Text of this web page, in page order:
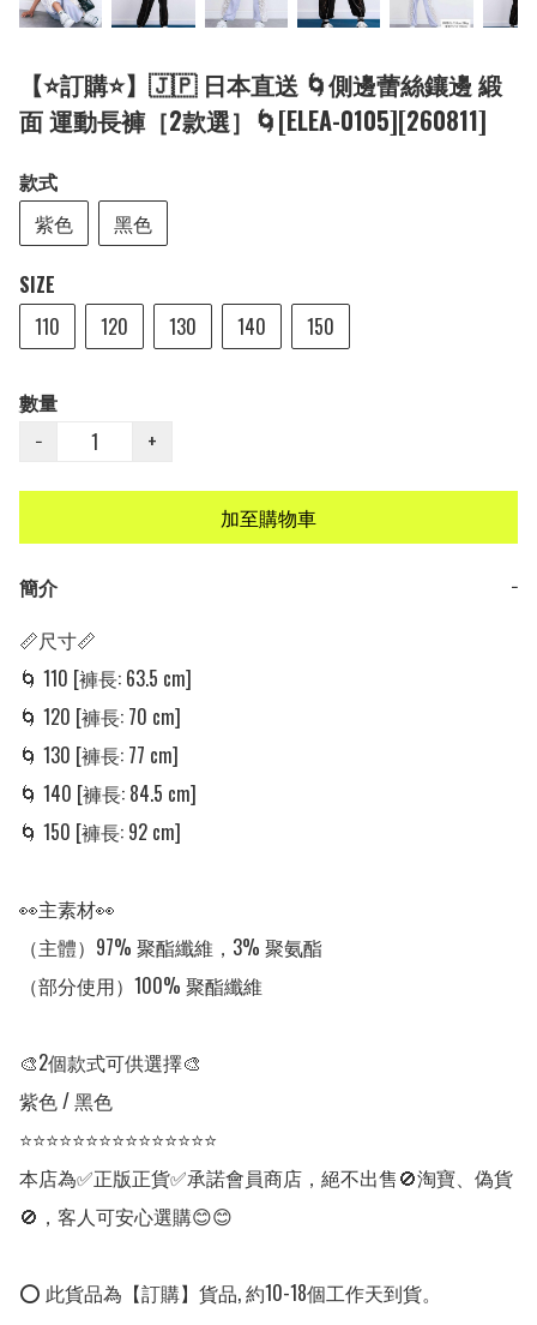
【⭐訂購⭐】🇯🇵 日本直送 🌀側邊蕾絲鑲邊 緞
面 運動長褲［2款選］🌀[ELEA-0105][260811]
款式
紫色
黑色
SIZE
110
120 130 140 150
數量
−
+
加至購物車
簡介
−
📏尺寸📏
🌀 110 [褲長: 63.5 cm]
🌀 120 [褲長: 70 cm]
🌀 130 [褲長: 77 cm]
🌀 140 [褲長: 84.5 cm]
🌀 150 [褲長: 92 cm]
👀主素材👀
（主體）97% 聚酯纖維，3% 聚氨酯
（部分使用）100% 聚酯纖維
🎨2個款式可供選擇🎨
紫色 / 黑色
⭐⭐⭐⭐⭐⭐⭐⭐⭐⭐⭐⭐⭐⭐⭐
本店為✅正版正貨✅承諾會員商店，絕不出售🚫淘寶、偽貨
🚫，客人可安心選購😊😊
⭕ 此貨品為【訂購】貨品, 約10-18個工作天到貨。